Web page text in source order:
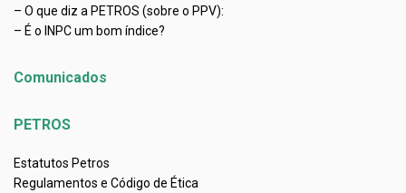
– O que diz a PETROS (sobre o PPV):
– É o INPC um bom índice?
Comunicados
PETROS
Estatutos Petros
Regulamentos e Código de Ética